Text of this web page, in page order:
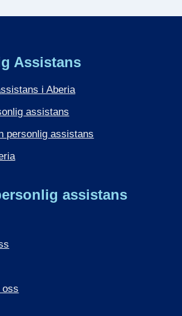
Assistans
i Aberia
assistans
personlig assistans
assistans
oss